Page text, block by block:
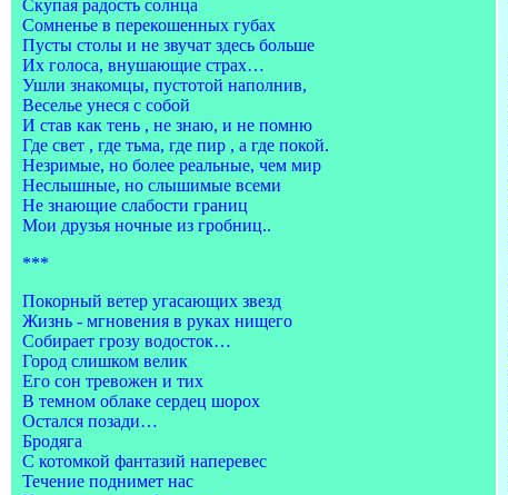
Скупая радость солнца
Сомненье в перекошенных губах
Пусты столы и не звучат здесь больше
Их голоса, внушающие страх…
Ушли знакомцы, пустотой наполнив,
Веселье унеся с собой
И став как тень , не знаю, и не помню
Где свет , где тьма, где пир , а где покой.
Незримые, но более реальные, чем мир
Неслышные, но слышимые всеми
Не знающие слабости границ
Мои друзья ночные из гробниц..
***
Покорный ветер угасающих звезд
Жизнь - мгновения в руках нищего
Собирает грозу водосток…
Город слишком велик
Его сон тревожен и тих
В темном облаке сердец шорох
Остался позади…
Бродяга
С котомкой фантазий наперевес
Течение поднимет нас